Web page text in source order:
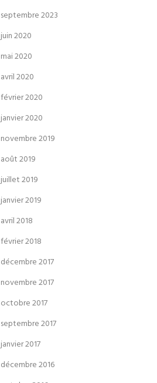
septembre 2023
juin 2020
mai 2020
avril 2020
février 2020
janvier 2020
novembre 2019
août 2019
juillet 2019
janvier 2019
avril 2018
février 2018
décembre 2017
novembre 2017
octobre 2017
septembre 2017
janvier 2017
décembre 2016